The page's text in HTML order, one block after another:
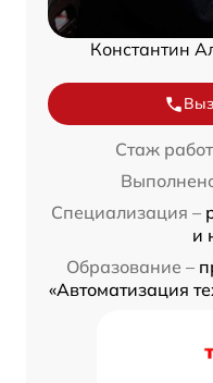
Константин
Стаж
Специализация –
и
Образование –
«Автоматизация